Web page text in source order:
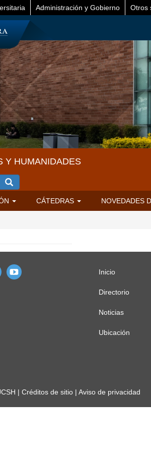
Administración y Gobierno Otros
Y HUMANIDADES
CÁTEDRAS NOVEDADES
Menú
principal
Inicio
Directorio
Noticias
Ubicación
| Créditos de sitio| Aviso de privacidad